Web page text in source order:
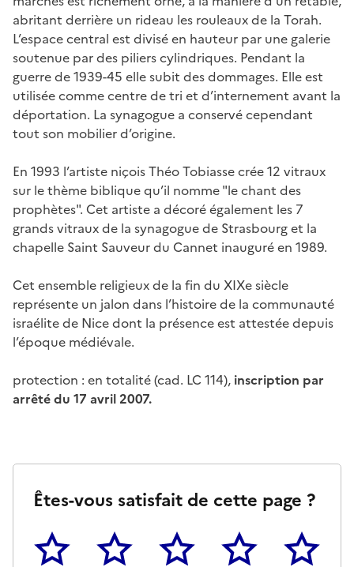
abritant derrière un rideau les rouleaux de la Torah.
L’espace central est divisé en hauteur par une galerie
soutenue par des piliers cylindriques. Pendant la
guerre de 1939-45 elle subit des dommages. Elle est
utilisée comme centre de tri et d’internement avant la
déportation. La synagogue a conservé cependant
tout son mobilier d’origine.
En 1993 l’artiste niçois Théo Tobiasse crée 12 vitraux
sur le thème biblique qu’il nomme "le chant des
prophètes". Cet artiste a décoré également les 7
grands vitraux de la synagogue de Strasbourg et la
chapelle Saint Sauveur du Cannet inauguré en 1989.
Cet ensemble religieux de la fin du XIXe siècle
représente un jalon dans l’histoire de la communauté
israélite de Nice dont la présence est attestée depuis
l’époque médiévale.
protection : en totalité (cad. LC 114), inscription par
arrêté du 17 avril 2007.
Êtes-vous satisfait de cette page ?
1 2 3 4 5